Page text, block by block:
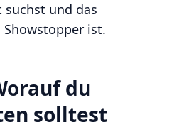
suchst und das
Showstopper ist.
du
solltest